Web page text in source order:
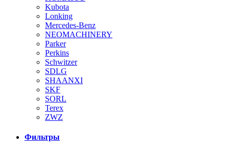
Kubota
Lonking
Mercedes-Benz
NEOMACHINERY
Parker
Perkins
Schwitzer
SDLG
SHAANXI
SKF
SORL
Terex
ZWZ
Фильтры